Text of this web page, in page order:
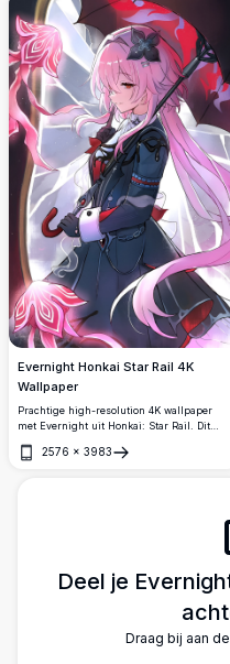
Evernight Honkai Star Rail 4K
Wallpaper
Prachtige high-resolution 4K wallpaper
met Evernight uit Honkai: Star Rail. Dit
personage met golvend roze haar, sierlijke
2576 × 3983
Openen
Deel je
Draag bij aan